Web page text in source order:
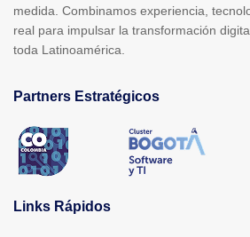
medida. Combinamos experiencia,
real para impulsar la transformación
toda Latinoamérica.
Partners Estratégicos
Links Rápidos